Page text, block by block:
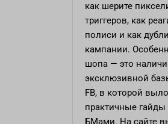
как шерите
триггеров, как
полиси и как
кампании.
шопа — это
эксклюзивной
FB, в которой
практичные гайды